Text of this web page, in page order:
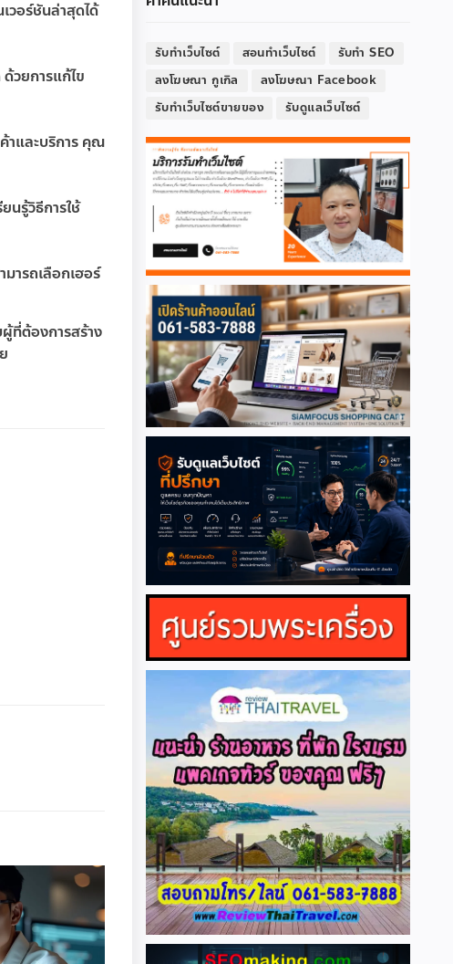
วอร์ชันล่าสุดได้
วยการแก้ไข
าและบริการ คุณ
นรู้วิธีการใช้
ารถเลือกเฮอร์
ที่ต้องการสร้าง
รับทำเว็บไซต์ สอนทำเว็บไซต์
รับทำ SEO
ลงโฆษณา กูเกิล
ลงโฆษณา Facebook
รับทำเว็บไซต์ขายของ
รับดูแลเว็บไซต์